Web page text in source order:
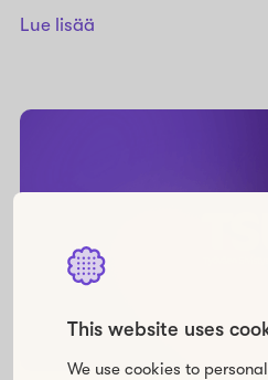
This website uses
We use cookies to
Lue lisää